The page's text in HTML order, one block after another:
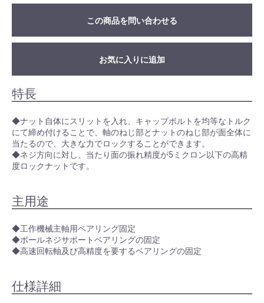
この商品を問い合わせる
お気に入りに追加
特長
◆ナット自体にスリットを入れ、キャップボルトを均等なトルク
にて締め付けることで、軸のねじ部とナットのねじ部が面全体に
当たるので、大きな力でロックすることができます。
◆ネジ方向に対し、当たり面の振れ精度が5ミクロン以下の高精
度ロックナットです。
主用途
◆工作機械主軸用ベアリング固定
◆ボールネジサポートベアリングの固定
◆高速回転軸及び高精度を要するベアリングの固定
仕様詳細